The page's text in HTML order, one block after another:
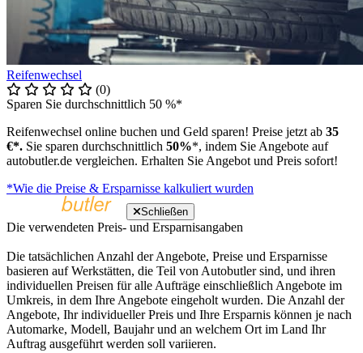
Reifenwechsel
(0)
Sparen Sie durchschnittlich 50 %*
Reifenwechsel online buchen und Geld sparen! Preise jetzt ab 35
€*. Sie sparen durchschnittlich 50%*, indem Sie Angebote auf
autobutler.de vergleichen. Erhalten Sie Angebot und Preis sofort!
*Wie die Preise & Ersparnisse kalkuliert wurden
Schließen
Die verwendeten Preis- und Ersparnisangaben
Die tatsächlichen Anzahl der Angebote, Preise und Ersparnisse
basieren auf Werkstätten, die Teil von Autobutler sind, und ihren
individuellen Preisen für alle Aufträge einschließlich Angebote im
Umkreis, in dem Ihre Angebote eingeholt wurden. Die Anzahl der
Angebote, Ihr individueller Preis und Ihre Ersparnis können je nach
Automarke, Modell, Baujahr und an welchem Ort im Land Ihr
Auftrag ausgeführt werden soll variieren.